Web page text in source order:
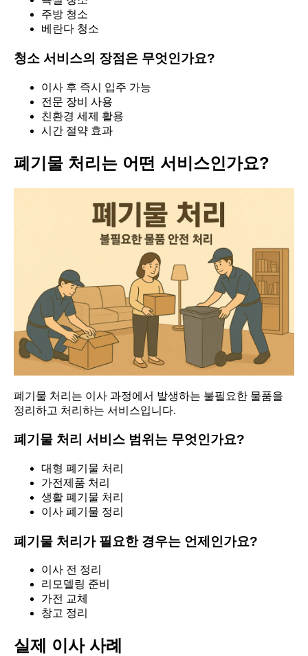
주방 청소
베란다 청소
청소 서비스의 장점은 무엇인가요?
이사 후 즉시 입주 가능
전문 장비 사용
친환경 세제 활용
시간 절약 효과
폐기물 처리는 어떤 서비스인가요?
폐기물 처리는 이사 과정에서 발생하는 불필요한 물품을
정리하고 처리하는 서비스입니다.
폐기물 처리 서비스 범위는 무엇인가요?
대형 폐기물 처리
가전제품 처리
생활 폐기물 처리
이사 폐기물 정리
폐기물 처리가 필요한 경우는 언제인가요?
이사 전 정리
리모델링 준비
가전 교체
창고 정리
실제 이사 사례